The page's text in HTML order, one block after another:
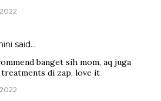
said…
banget sih mom, aq juga
treatments di zap, love it